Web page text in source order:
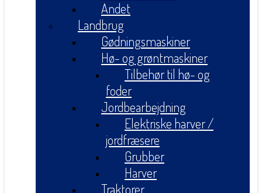
Andet
Landbrug
Gødningsmaskiner
Hø- og grøntmaskiner
Tilbehør til hø- og
foder
Jordbearbejdning
Elektriske harver /
jordfræsere
Grubber
Harver
Traktorer